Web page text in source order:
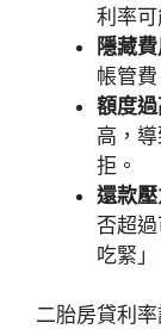
利率
隱藏
帳管
額度過
高，
拒。
還款壓
否超
吃緊」
二胎房貸利